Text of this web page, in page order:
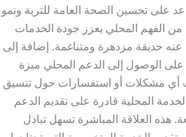
على تحسين الصحة العامة للتربة ونمو
من الفهم المحلي يعزز جودة الخدمات
عنه حديقة مزدهرة ومتناغمة. إضافة إلى
على الوصول إلى الدعم المحلي ميزة
أي مشكلات أو استفسارات حول تنسيق
المحلية قادرة على تقديم الدعم
هذه العلاقة المباشرة تسهل تبادل